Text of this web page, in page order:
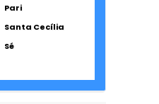
Pari
Santa Cecília
Sé